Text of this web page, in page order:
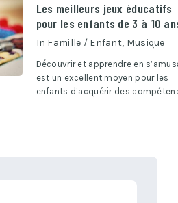
Les meilleurs jeux éducatifs
pour les enfants de 3 à 10
In Famille / Enfant, Musique
Découvrir et apprendre en
est un excellent moyen pour les
enfants d’acquérir des